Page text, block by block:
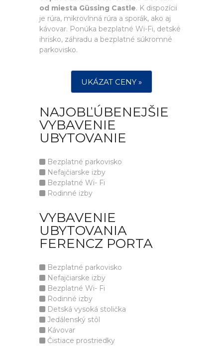
od miesta Güssing Castle. K dispozícii
je rúra, mikrovlnná rúra a sporák, ako aj
kávovar. Ponúka bezplatné Wi-Fi, detské
ihrisko, záhradu a bezplatné súkromné
parkovisko.
UKÁZAT CENY »
NAJOBĽÚBENEJŠIE
VYBAVENIE
UBYTOVANIE
Bezplatné parkovisko
Nefajčiarske izby
Bezplatné Wi- Fi
Rodinné izby
VYBAVENIE
UBYTOVANIA
FERENCZ PORTA
Bezplatné parkovisko
Nefajčiarske izby
Bezplatné Wi- Fi
Rodinné izby
Detská vysoká stolička
Jedálenský stôl
Kávovar
Čistiace prostriedky